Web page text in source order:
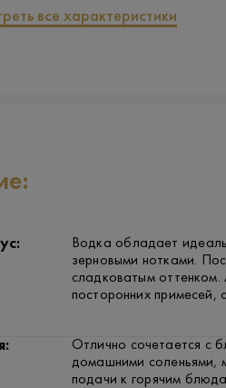
все характеристики
Водка обладает
зерновыми нотками.
сладковатым
посторонних примесей,
Отлично сочетается с
домашними соленьями,
подачи к горячим